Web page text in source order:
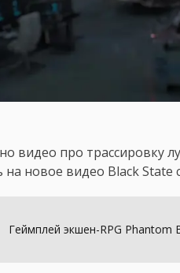
видео про трассировку
на новое видео Black
Геймплей экшен-RPG Phantom